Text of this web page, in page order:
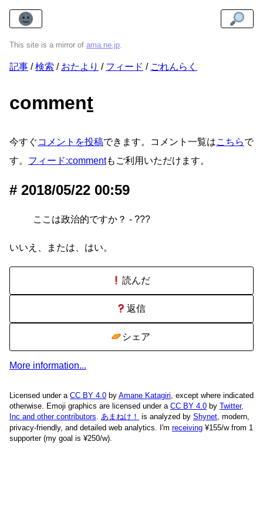
This site is a mirror of ama.ne.jp.
記事 検索 おたより フィード ごれんらく
comment
今すぐコメントを投稿できます。コメント一覧はこちらで
す。 フィード:commentもご利用いただけます。
2018/05/22 00:59
ここは政治的ですか？ - ???
いいえ、または、はい。
読んだ
返信
シェア
More information...
Licensed under a CC BY 4.0 by Amane Katagiri, except where indicated
otherwise. Emoji graphics are licensed under a CC BY 4.0 by Twitter,
Inc and other contributors. あまねけ！ is analyzed by Shynet, modern,
privacy-friendly, and detailed web analytics. I'm receiving ¥155/w from 1
supporter (my goal is ¥250/w).